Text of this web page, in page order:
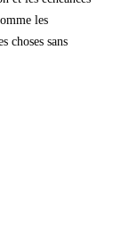
les
choses sans